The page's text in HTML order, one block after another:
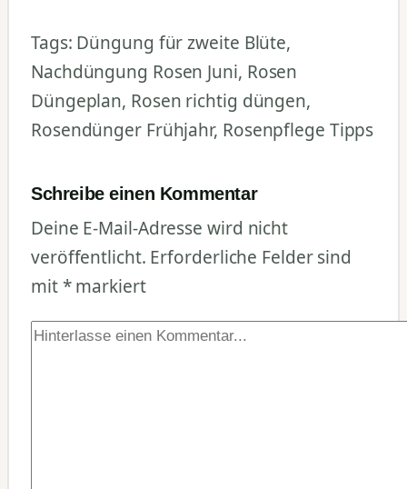
Tags: Düngung für zweite Blüte,
Nachdüngung Rosen Juni, Rosen
Düngeplan, Rosen richtig düngen,
Rosendünger Frühjahr, Rosenpflege Tipps
Schreibe einen Kommentar
Deine E-Mail-Adresse wird nicht
veröffentlicht. Erforderliche Felder sind
mit *markiert